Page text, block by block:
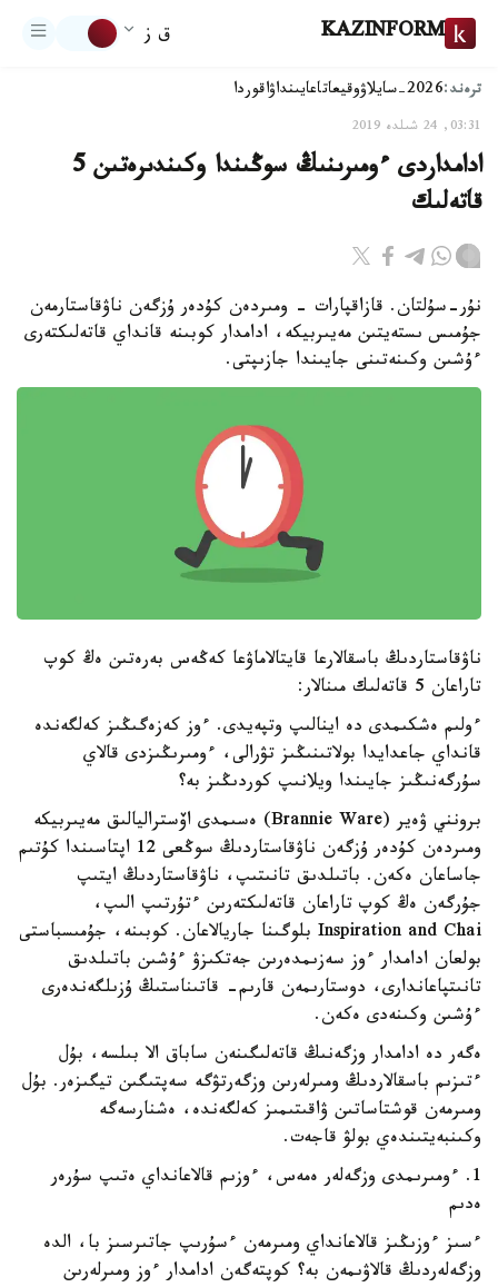
KAZINFORM ق ز
ترەند:2026-سايلاۋ وقيعاتاعايىنداۋاقوردا
03:31, 24 شىلدە 2019
ادامداردى ءومىرىنىڭ سوڭىندا وكىندىرەتىن 5
قاتەلىك
نۇر-سۇلتان. قازاقپارات - ومىردەن كۇدەر ۇزگەن ناۋقاستارمەن
جۇمىس ىستەيتىن مەيىربيكە، ادامدار كوبىنە قانداي قاتەلىكتەرى
ءۇشىن وكىنەتىنى جايىندا جازىپتى.
ناۋقاستاردىڭ باسقالارعا قايتالاماۋعا كەڭەس بەرەتىن ەڭ كوپ
تاراعان 5 قاتەلىك مىنالار:
ءولىم ەشكىمدى دە اينالىپ وتپەيدى. ءوز كەزەگىڭىز كەلگەندە
قانداي جاعدايدا بولاتىنىڭىز تۋرالى، ءومىرىڭىزدى قالاي
سۇرگەنىڭىز جايىندا ويلانىپ كوردىڭىز بە؟
برونني ۋەير (Brannie Ware) ەسىمدى اۆستراليالىق مەيىربيكە
ومىردەن كۇدەر ۇزگەن ناۋقاستاردىڭ سوڭعى 12 اپتاسىندا كۇتىم
جاساعان ەكەن. باتىلدىق تانىتىپ، ناۋقاستاردىڭ ايتىپ
جۇرگەن ەڭ كوپ تاراعان قاتەلىكتەرىن ءتۇرتىپ الىپ،
Inspiration and Chai بلوگىنا جاريالاعان. كوبىنە، جۇمىسباستى
بولعان ادامدار ءوز سەزىمدەرىن جەتكىزۋ ءۇشىن باتىلدىق
تانىتپاعاندارى، دوستارىمەن قارىم- قاتىناستىڭ ۇزىلگەندەرى
ءۇشىن وكىنەدى ەكەن.
ەگەر دە ادامدار وزگەنىڭ قاتەلىگىنەن ساباق الا بىلسە، بۇل
ءتىزىم باسقالاردىڭ ومىرلەرىن وزگەرتۋگە سەپتىگىن تيگىزەر. بۇل
ومىرمەن قوشتاساتىن ۋاقىتىمىز كەلگەندە، ەشنارسەگە
وكىنبەيتىندەي بولۋ قاجەت.
1. ءومىرىمدى وزگەلەر ەمەس، ءوزىم قالاعانداي ەتىپ سۇرەر
ەدىم
ءسىز ءوزىڭىز قالاعانداي ومىرمەن ءسۇرىپ جاتىرسىز با، الدە
وزگەلەردىڭ قالاۋىمەن بە؟ كوپتەگەن ادامدار ءوز ومىرلەرىن